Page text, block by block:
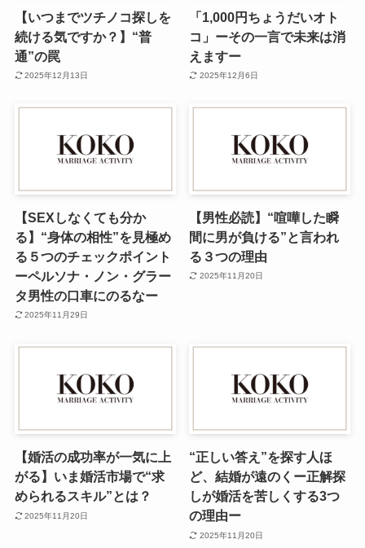
【いつまでツチノコ探しを
続ける気ですか？】“普
通”の罠
2025年12月13日
「1,000円ちょうだいオト
コ」ーその一言で未来は消
えますー
2025年12月6日
【SEXしなくても分か
る】“身体の相性”を見極め
る５つのチェックポイント
ーペルソナ・ノン・グラー
タ男性の口車にのるなー
2025年11月29日
【男性必読】“喧嘩した瞬
間に男が負ける”と言われ
る３つの理由
2025年11月20日
【婚活の成功率が一気に上
がる】いま婚活市場で“求
められるスキル”とは？
2025年11月20日
“正しい答え”を探す人ほ
ど、結婚が遠のくー正解探
しが婚活を苦しくする3つ
の理由ー
2025年11月20日